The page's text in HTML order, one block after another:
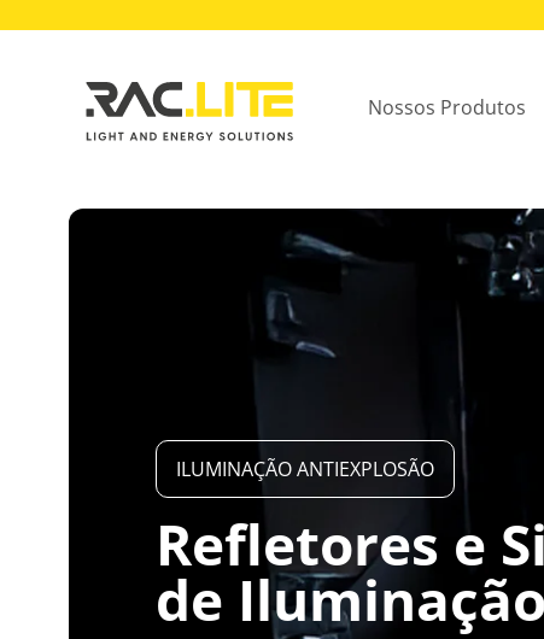
Nossos Produtos
ILUMINAÇÃO ANTIEXPLOSÃO
Refletores e
de Iluminação